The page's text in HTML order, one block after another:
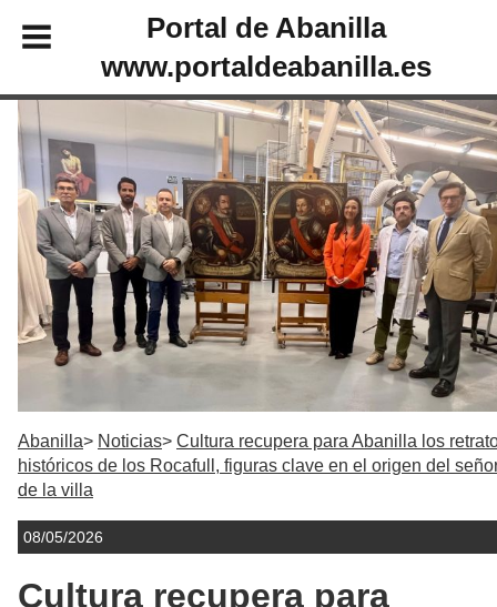
Portal de Abanilla
www.portaldeabanilla.es
Abanilla Noticias
Cultura recupera para Abanilla los
históricos de los Rocafull, figuras clave en el origen del
de la villa
08/05/2026
Cultura recupera para